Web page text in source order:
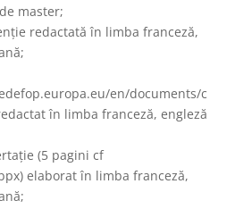
master;
redactată în limba franceză,
en/documents/c
în limba franceză, engleză
(5 pagini cf
elaborat în limba franceză,